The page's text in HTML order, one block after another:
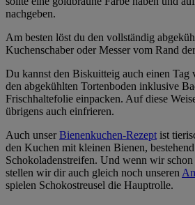
nachgeben.
Am besten löst du den vollständig
Kuchenschaber oder Messer vom Rand
Du kannst den Biskuitteig auch einen Tag
den abgekühlten Tortenboden inklusive
Frischhaltefolie einpacken. Auf diese
übrigens auch einfrieren.
Auch unserBienenkuchen-Rezept ist
den Kuchen mit kleinen Bienen,
Schokoladenstreifen. Und wenn wir
stellen wir dir auch gleich noch unseren
spielen Schokostreusel die Hauptrolle.